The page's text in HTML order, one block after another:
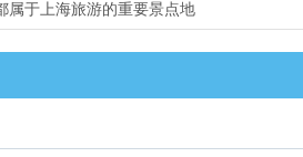
属于上海旅游的重要景点地